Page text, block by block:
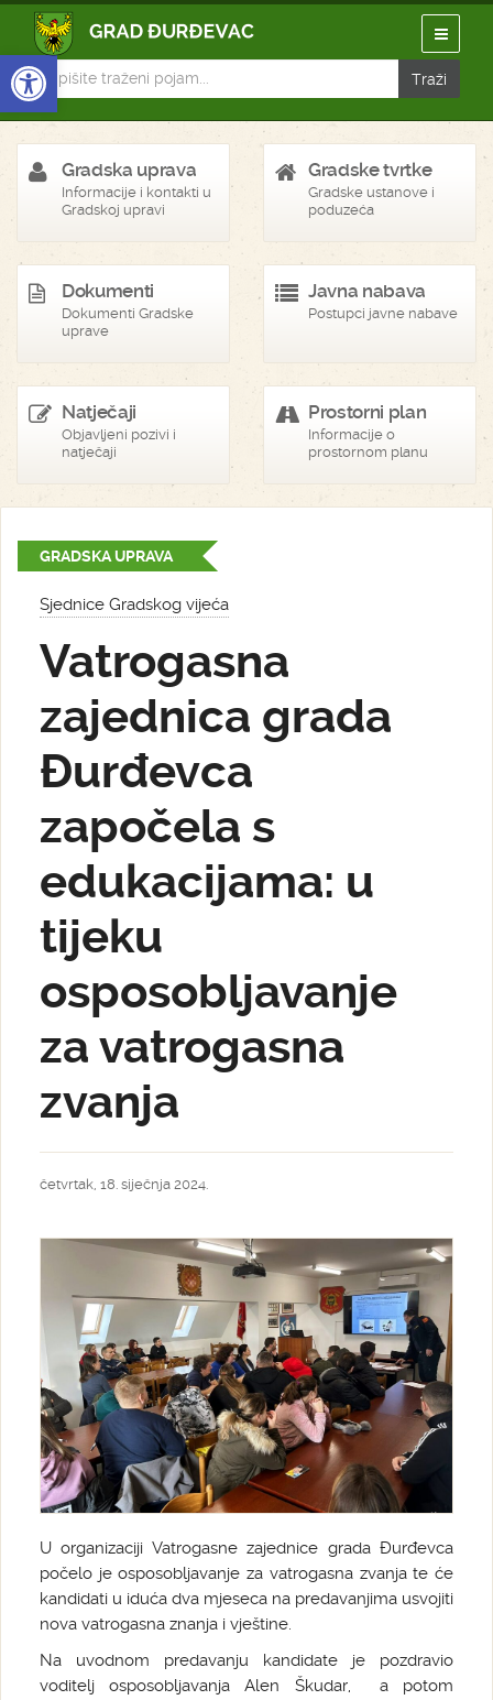
Open toolbar
Gradska uprava
Informacije i kontakti u
Gradskoj upravi
Gradske tvrtke
Gradske ustanove i
poduzeća
Dokumenti
Dokumenti Gradske
uprave
Javna nabava
Postupci javne nabave
Natječaji
Objavljeni pozivi i
natječaji
Prostorni plan
Informacije o
prostornom planu
GRADSKA UPRAVA
Sjednice Gradskog vijeća
Vatrogasna
zajednica grada
Đurđevca
započela s
edukacijama: u
tijeku
osposobljavanje
za vatrogasna
zvanja
četvrtak, 18. siječnja 2024.
U organizaciji Vatrogasne zajednice grada Đurđevca
počelo je osposobljavanje za vatrogasna zvanja te će
kandidati u iduća dva mjeseca na predavanjima usvojiti
nova vatrogasna znanja i vještine.
Na uvodnom predavanju kandidate je pozdravio
voditelj osposobljavanja Alen Škudar, a potom